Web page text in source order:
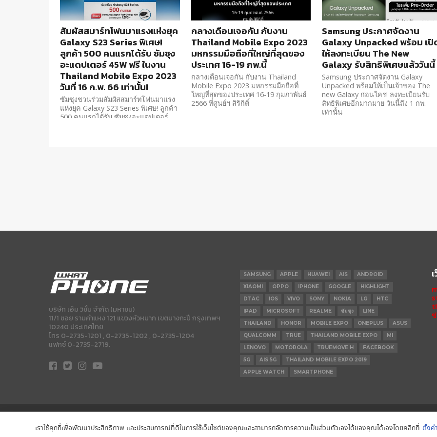
สัมผัสสมาร์ทโฟนมาแรงแห่งยุค
Galaxy S23 Series พิเศษ!
ลูกค้า 500 คนแรกได้รับ ซัมซุง
อะแดปเตอร์ 45W ฟรี ในงาน
Thailand Mobile Expo 2023
วันที่ 16 ก.พ. 66 เท่านั้น!
ซัมซุงชวนร่วมสัมผัสสมาร์ทโฟนมาแรง
แห่งยุค Galaxy S23 Series พิเศษ! ลูกค้า
500 คนแรกได้รับ ซัมซุงอะแดปเตอร์
กลางเดือนเจอกัน กับงาน
Thailand Mobile Expo 2023
มหกรรมมือถือที่ใหญ่ที่สุดของ
ประเทศ 16-19 กพ.นี้
กลางเดือนเจอกัน กับงาน Thailand
Mobile Expo 2023 มหกรรมมือถือที่
ใหญ่ที่สุดของประเทศ 16-19 กุมภาพันธ์
2566 ที่ศูนย์ฯ สิริกิติ์
Samsung ประกาศจัดงาน
Galaxy Unpacked พร้อม เ
ให้ลงทะเบียน The New
Galaxy รับสิทธิพิเศษแล้ววันนี้
Samsung ประกาศจัดงาน Galaxy
Unpacked พร้อมให้เป็นเจ้าของ The
new Galaxy ก่อนใคร! ลงทะเบียนรับ
สิทธิพิเศษอีกมากมาย วันนี้ถึง 1 กพ.
เท่านั้น
บริษัท เอ็ม วิชั่น จำกัด (มหาชน)
11/1 ซอย รามคำแหง 121 แขวงหัวหมาก เขตบางกะปี กรุงเทพฯ
10240 ประเทศไทย
โทร 0-2735-1201 , 0-2735-1202 , 0-2735-1204
แฟกซ์ 0-2735-2719.
SAMSUNG APPLE HUAWEI AIS
ANDROID
XIAOMI
OPPO IPHONE GOOGLE
HIGHLIGHT
DTAC
IOS VIVO SONY NOKIA LG
HTC
IPAD
MICROSOFT REALME ซัมซุง
LINE
THAILAND
HONOR MOBILE EXPO ONEPLUS
ASUS
QUALCOMM
TRUE THAILAND MOBILE EXPO
MI
LENOVO
MOTOROLA TRUEMOVE H
FACEBOOK
5G
AIS 5G
THAILAND MOBILE EXPO 2019
APPLE WATCH
SMARTPHONE
MOTOROLA
เราใช้คุกกี้เพื่อพัฒนาประสิทธิภาพ และประสบการณ์ที่ดีในการใช้เว็บไซต์ของคุณและสามารถจัดการความเป็นส่วนตัวเองได้ของคุณได้เองโดยคลิกที่ ตั้งค่